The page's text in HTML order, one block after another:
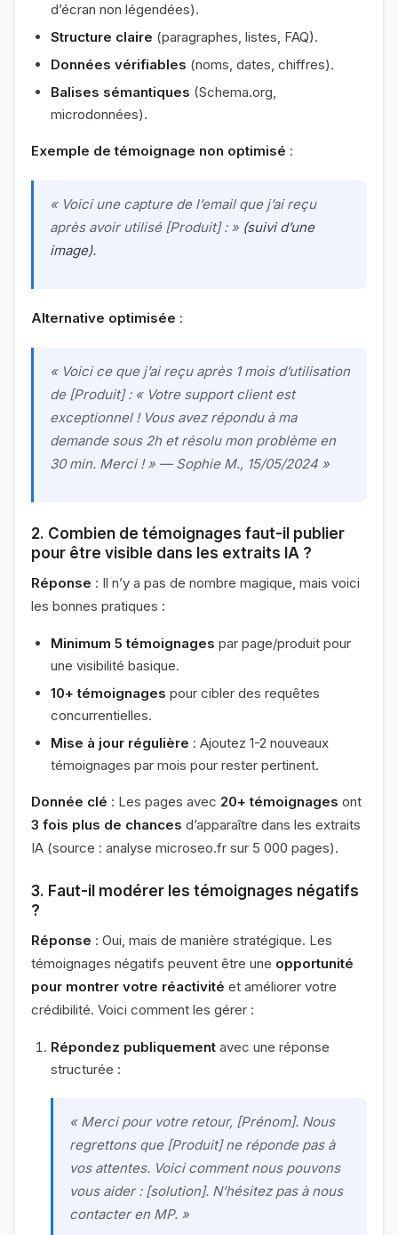
d’écran non légendées).
Structure claire (paragraphes, listes, FAQ).
Données vérifiables (noms, dates, chiffres).
Balises sémantiques (Schema.org,
microdonnées).
Exemple de témoignage non optimisé :
« Voici une capture de l’email que j’ai reçu
après avoir utilisé [Produit] : » (suivi d’une
image).
Alternative optimisée :
« Voici ce que j’ai reçu après 1 mois d’utilisation
de [Produit] : « Votre support client est
exceptionnel ! Vous avez répondu à ma
demande sous 2h et résolu mon problème en
30 min. Merci ! » — Sophie M., 15/05/2024 »
2. Combien de témoignages faut-il publier
pour être visible dans les extraits IA ?
Réponse : Il n’y a pas de nombre magique, mais voici
les bonnes pratiques :
Minimum 5 témoignages par page/produit pour
une visibilité basique.
10+ témoignages pour cibler des requêtes
concurrentielles.
Mise à jour régulière : Ajoutez 1-2 nouveaux
témoignages par mois pour rester pertinent.
Donnée clé : Les pages avec 20+ témoignages ont
3 fois plus de chances d’apparaître dans les extraits
IA (source : analyse microseo.fr sur 5 000 pages).
3. Faut-il modérer les témoignages négatifs
?
Réponse : Oui, mais de manière stratégique. Les
témoignages négatifs peuvent être une opportunité
pour montrer votre réactivité et améliorer votre
crédibilité. Voici comment les gérer :
Répondez publiquement avec une réponse
structurée :
« Merci pour votre retour, [Prénom]. Nous
regrettons que [Produit] ne réponde pas à
vos attentes. Voici comment nous pouvons
vous aider : [solution]. N’hésitez pas à nous
contacter en MP. »